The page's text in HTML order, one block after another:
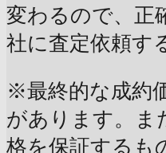
変わるので、正
社に査定依頼す
※最終的な成約
があります。ま
格を保証するも